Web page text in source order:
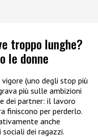
troppo lunghe?
le donne
(uno degli stop più
più sulle ambizioni
dei partner: il lavoro
finiscono per perderlo.
anche
dei ragazzi.